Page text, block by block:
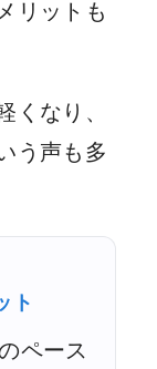
リットも
くなり、
う声も多
ト
ペース